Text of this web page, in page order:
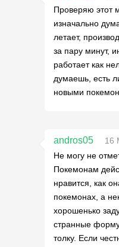
Проверяю этот
изначально
летает,
за пару минут,
работает как
думаешь, есть
новыми
andros05
16
Не могу не
Покемонам
нравится, как
покемонах, а
хорошенько
странные
толку. Если